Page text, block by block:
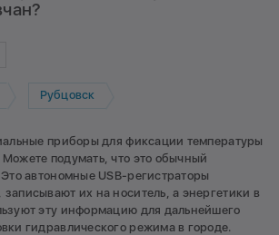
Рубцовск
приборы для фиксации температуры
подумать, что это обычный
автономные USB-регистраторы
их на носитель, а энергетики в
эту информацию для дальнейшего
гидравлического режима в городе.